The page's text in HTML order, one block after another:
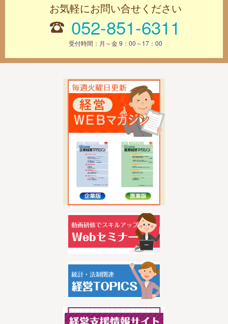
お気軽にお問い合せください
052-851-6311
受付時間：月～金 9：00～17：00